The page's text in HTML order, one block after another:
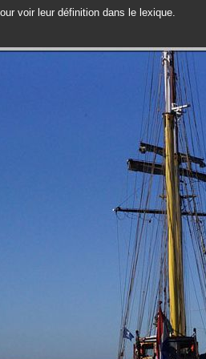
voir leur définition dans le lexique.